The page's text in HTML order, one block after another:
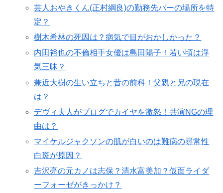
芸人おやきくん(正村綱良)の勤務先バーの場所を特
定？
樹木希林の死因は？病気で目がおかしかった？
内田裕也の不倫相手女優は島田陽子！若い頃は浮
気三昧？
兼近大樹の生い立ちと昔の前科！父親と兄の現在
は？
デヴィ夫人がブログでカイヤを激怒！共演NGの理
由は？
マイケルジャクソンの肌が白いのは難病の尋常性
白斑が原因？
吉沢亮の元カノは志保？清水富美加？仮面ライダ
ーフォーゼがきっかけ？